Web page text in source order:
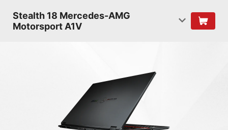
Stealth 18 Mercedes-AMG
Motorsport A1V